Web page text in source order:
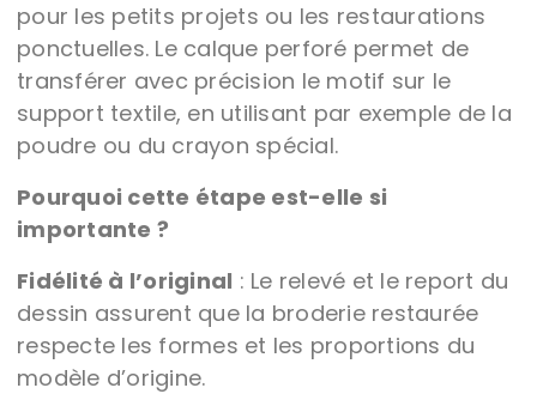
pour les petits projets ou les restaurations
ponctuelles. Le calque perforé permet de
transférer avec précision le motif sur le
support textile, en utilisant par exemple de la
poudre ou du crayon spécial.
Pourquoi cette étape est-elle si
importante ?
Fidélité à l’original : Le relevé et le report du
dessin assurent que la broderie restaurée
respecte les formes et les proportions du
modèle d’origine.